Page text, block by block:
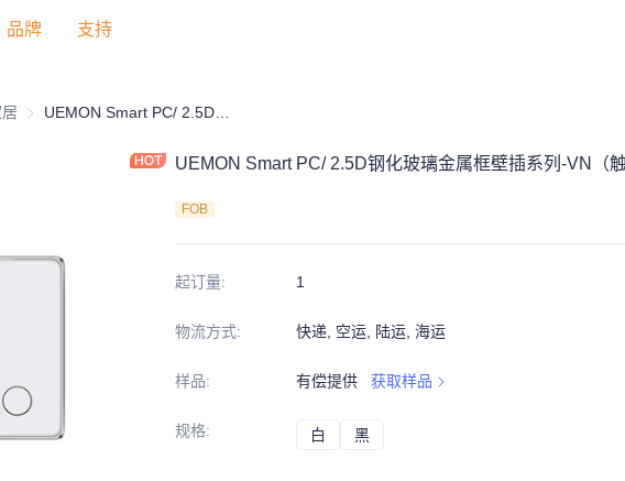
品牌 支持
智能家居
UEMON Smart PC/ 2.5D钢化玻璃金属框壁插系列-VN（
FOB
起订量: 1
物流方式: 快递, 空运, 陆运, 海运
样品: 有偿提供 获取样品
规格: 白 黑